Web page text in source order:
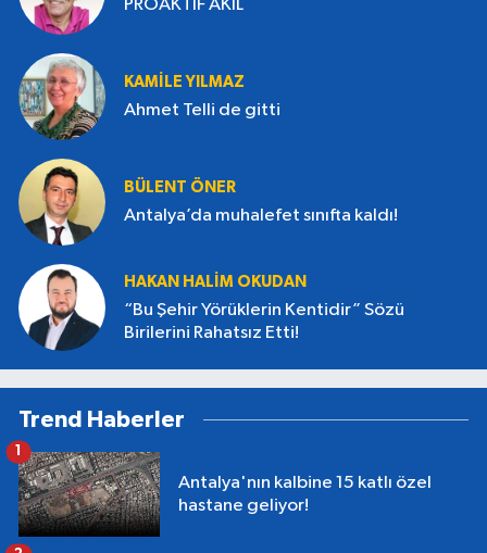
PROAKTİF AKIL
KAMILE YILMAZ
Ahmet Telli de gitti
BÜLENT ÖNER
Antalya’da muhalefet sınıfta kaldı!
HAKAN HALIM OKUDAN
“Bu Şehir Yörüklerin Kentidir” Sözü
Birilerini Rahatsız Etti!
Trend Haberler
Antalya'nın kalbine 15 katlı özel
hastane geliyor!
1